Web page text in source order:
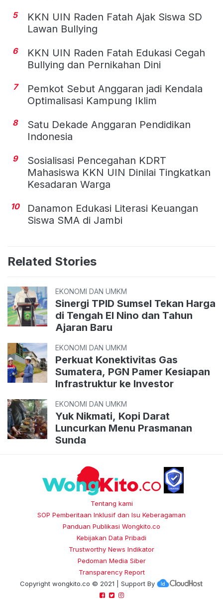
5
KKN UIN Raden Fatah Ajak Siswa SD
Lawan Bullying
6
KKN UIN Raden Fatah Edukasi Cegah
Bullying dan Pernikahan Dini
7
Pemkot Sebut Anggaran jadi Kendala
Optimalisasi Kampung Iklim
8
Satu Dekade Anggaran Pendidikan
Indonesia
9
Sosialisasi Pencegahan KDRT
Mahasiswa KKN UIN Dinilai Tingkatkan
Kesadaran Warga
10
Danamon Edukasi Literasi Keuangan
Siswa SMA di Jambi
Related Stories
EKONOMI DAN UMKM
Sinergi TPID Sumsel Tekan Harga
di Tengah El Nino dan Tahun
Ajaran Baru
EKONOMI DAN UMKM
Perkuat Konektivitas Gas
Sumatera, PGN Pamer Kesiapan
Infrastruktur ke Investor
EKONOMI DAN UMKM
Yuk Nikmati, Kopi Darat
Luncurkan Menu Prasmanan
Sunda
Tentang kami
SOP Pemberitaan Inklusif dan Isu Keberagaman
Panduan Publikasi Wongkito.co
Kebijakan Data Pribadi
Trustworthy News Indikator
Pedoman Media Siber
Transparency Report
Copyright wongkito.co © 2021 | Support By